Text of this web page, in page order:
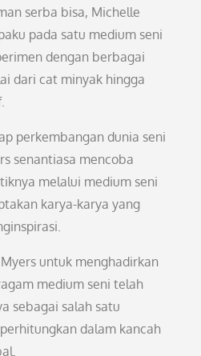
serba bisa, Michelle
pada satu medium seni
dengan berbagai
dari cat minyak hingga
perkembangan dunia seni
senantiasa mencoba
melalui medium seni
karya-karya yang
untuk menghadirkan
medium seni telah
sebagai salah satu
dalam kancah